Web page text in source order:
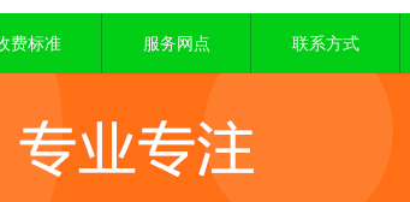
费标准 服务网点 联系方式